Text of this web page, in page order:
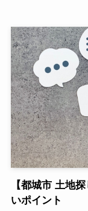
【都城市 土地
いポイント